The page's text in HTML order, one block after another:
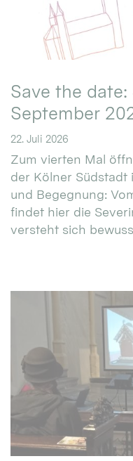
Save the date:
September
22. Juli 2026
Zum vierten Mal
der Kölner Südstadt
und Begegnung:
findet hier die
versteht sich